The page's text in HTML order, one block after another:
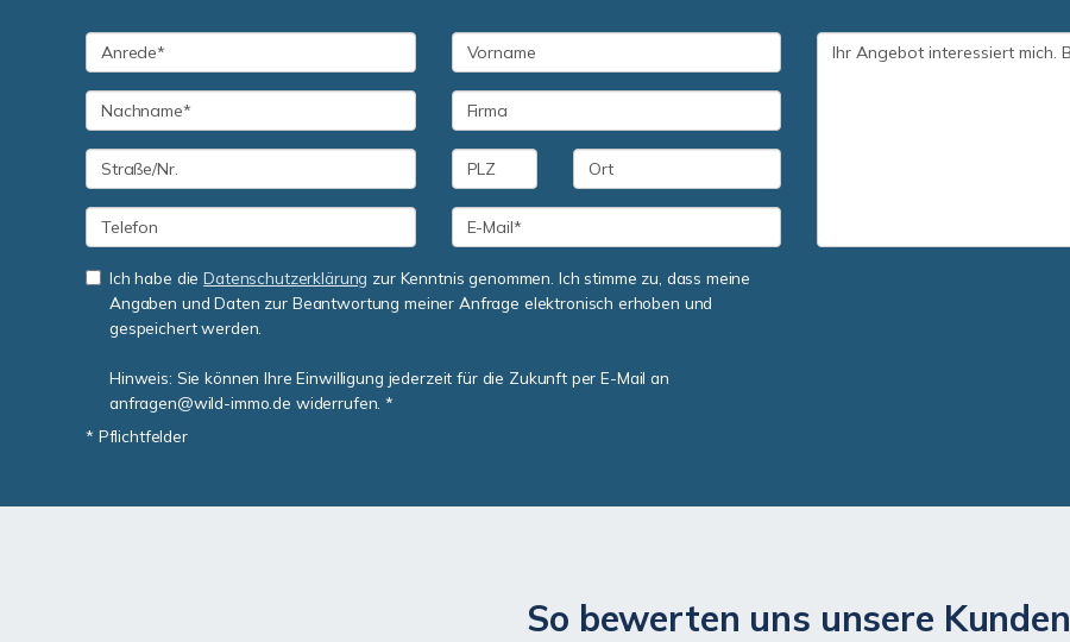
Ich habe dieDatenschutzerklärung zur Kenntnis genommen. Ich stimme zu, dass meine
Angaben und Daten zur Beantwortung meiner Anfrage elektronisch erhoben und
gespeichert werden.
Hinweis: Sie können Ihre Einwilligung jederzeit für die Zukunft per E-Mail an
anfragen@wild-immo.de widerrufen. *
* Pflichtfelder
So bewerten uns unsere Kunden